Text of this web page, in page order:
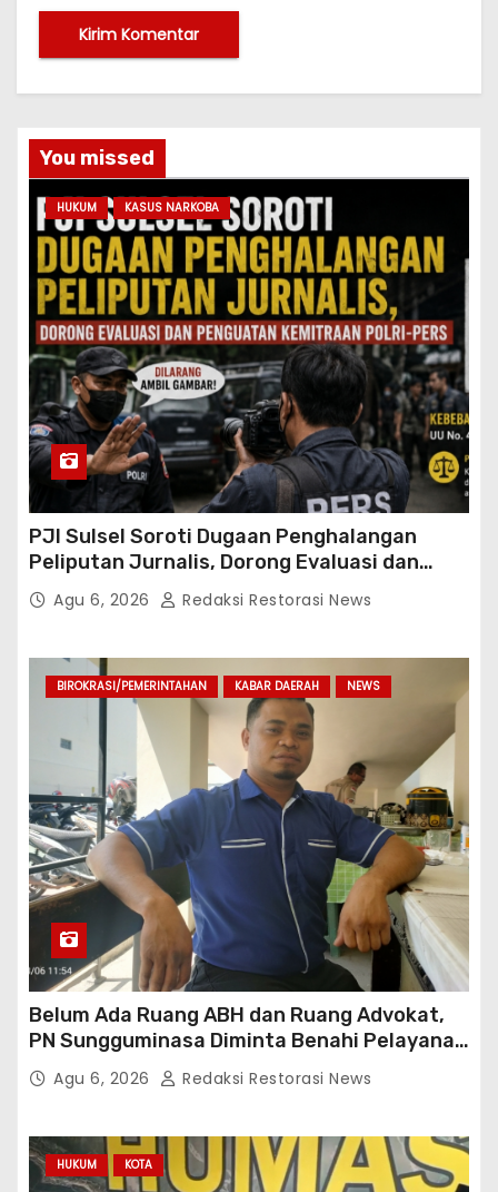
You missed
HUKUM KASUS NARKOBA
PJI Sulsel Soroti Dugaan Penghalangan
Peliputan Jurnalis, Dorong Evaluasi dan
Penguatan Kemitraan Polri-Pers
Agu 6, 2026 Redaksi Restorasi News
BIROKRASI/PEMERINTAHAN KABAR DAERAH NEWS
Belum Ada Ruang ABH dan Ruang Advokat,
PN Sungguminasa Diminta Benahi Pelayanan
PublikAgu 6, 2026 Redaksi Restorasi News
HUKUM KOTA